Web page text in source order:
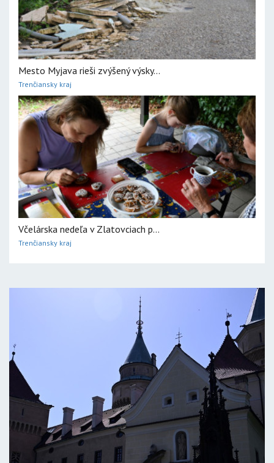
Mesto Myjava rieši zvýšený výsky...
Trenčiansky kraj
Včelárska nedeľa v Zlatovciach p...
Trenčiansky kraj